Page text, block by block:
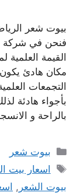
بيوت شعر
فنحن في شركة
القيمة العلمية
مكان هادئ
التجمعات
بأجواء هادئة
بالراحة و
التصنيفات
بيوت شعر
الوسوم
اسعار بيت
بيوت الشعر ,